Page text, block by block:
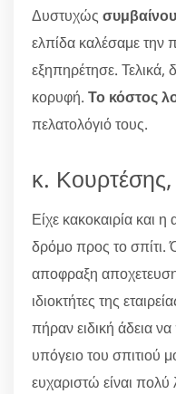
Δυστυχώς
ελπίδα καλέσαμε την
εξηπηρέτησε. Τελικά,
κορυφή. Το κόστος
πελατολόγιό τους.
κ. Κουρτέσης,
Είχε κακοκαιρία και η
δρόμο προς το σπίτι.
αποφραξη
ιδιοκτήτες της
πήραν ειδική άδεια
υπόγειο του σπιτιού
ευχαριστώ είναι πολύ